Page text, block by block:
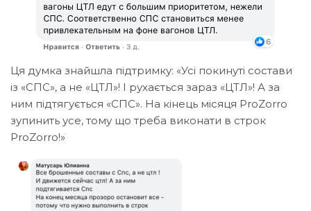
Ця думка знайшла підтримку: «Усі покинуті состави
із «СПС», а не «ЦТЛ»! І рухається зараз «ЦТЛ»! А за
ним підтягується «СПС». На кінець місяця ProZorro
зупинить усе, тому що треба виконати в строк
ProZorro!»